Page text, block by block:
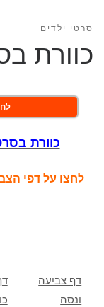
סרטי ילדים
כוורת
כוורת
לחצו על דפי
דף צביעה
ונסה